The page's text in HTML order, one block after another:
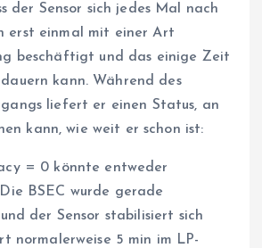
der Sensor sich jedes Mal nach
erst einmal mit einer Art
beschäftigt und das einige Zeit
kann. Während des
liefert er einen Status, an
kann, wie weit er schon ist:
= 0 könnte entweder
BSEC wurde gerade
der Sensor stabilisiert sich
normalerweise 5 min im LP-